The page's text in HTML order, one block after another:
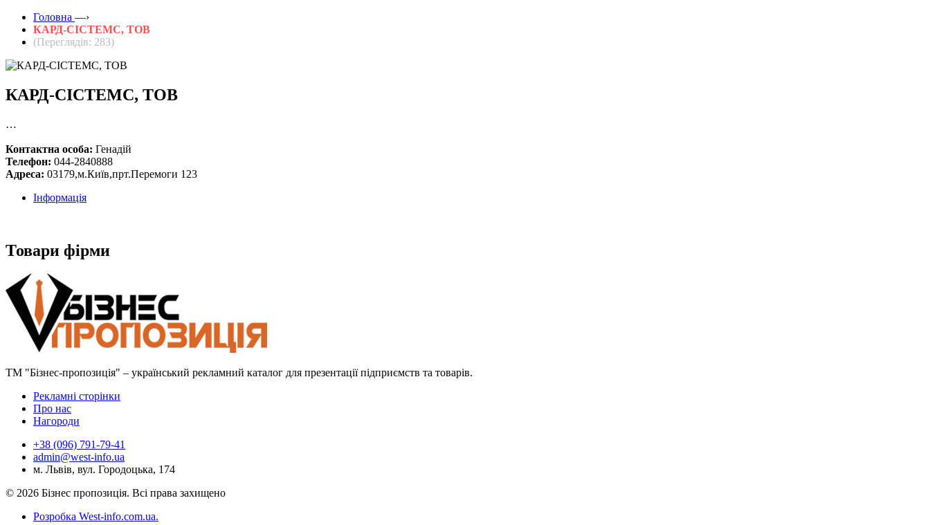
Головна —›
КАРД-СІСТЕМС, ТОВ
(Переглядів: 283)
КАРД-СІСТЕМС, ТОВ
…
Контактна особа: Генадій
Телефон: 044-2840888
Адреса: 03179,м.Київ,прт.Перемоги 123
Інформація
Товари фірми
ТМ "Бізнес-пропозиція" – український рекламний каталог для презентації підприємств та товарів.
Рекламні сторінки
Про нас
Нагороди
+38 (096) 791-79-41
admin@west-info.ua
м. Львів, вул. Городоцька, 174
© 2026 Бізнес пропозиція. Всі права захищено
Розробка West-info.com.ua.